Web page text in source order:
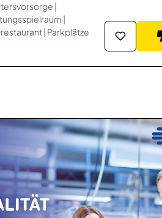
|
|
| Parkplätze